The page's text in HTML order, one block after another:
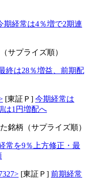
期経常は4％増で2期連
サプライズ順）
終は28％増益、前期配
[東証Ｐ] 今期経常は
は1円増配へ
銘柄（サプライズ順）
常を9％上方修正・最
[東証Ｐ] 前期経常